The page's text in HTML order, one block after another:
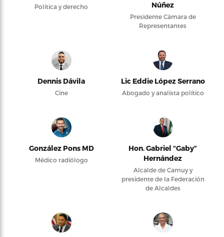
Política y derecho
Núñez
Presidente Cámara de
Representantes
Dennis Dávila
Cine
Lic Eddie López Serrano
Abogado y analista político
González Pons MD
Médico radiólogo
Hon. Gabriel “Gaby”
Hernández
Alcalde de Camuy y
presidente de la Federación
de Alcaldes